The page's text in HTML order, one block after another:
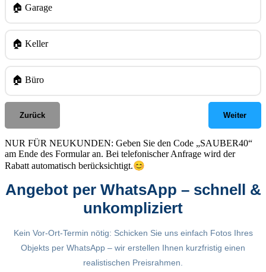
🏠 Garage
🏠 Keller
🏠 Büro
Zurück Weiter
NUR FÜR NEUKUNDEN: Geben Sie den Code „SAUBER40“
am Ende des Formular an. Bei telefonischer Anfrage wird der
Rabatt automatisch berücksichtigt.😊
Angebot per WhatsApp – schnell &
unkompliziert
Kein Vor-Ort-Termin nötig: Schicken Sie uns einfach Fotos Ihres
Objekts per WhatsApp – wir erstellen Ihnen kurzfristig einen
realistischen Preisrahmen.